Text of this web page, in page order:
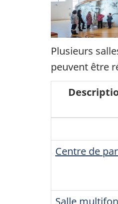
Plusieurs
peuvent être
Centre de
Salle